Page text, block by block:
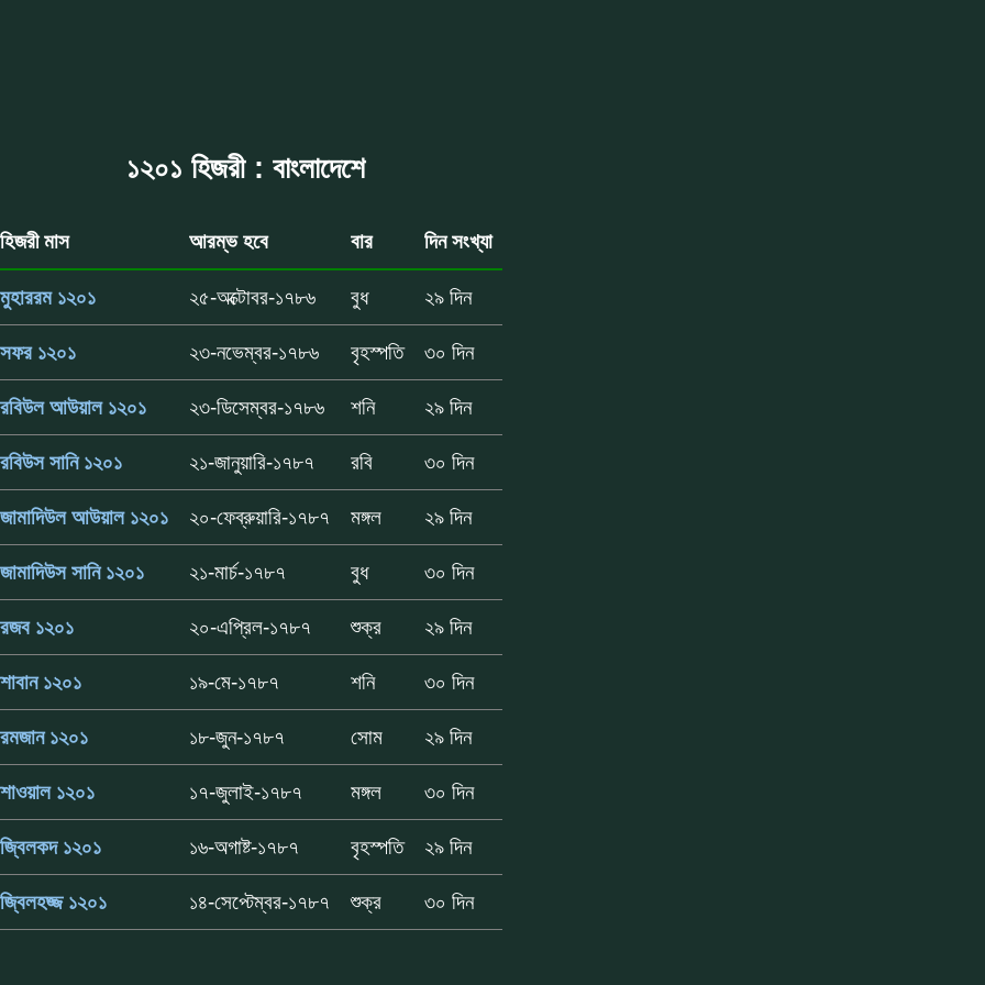
১২০১ হিজরী : বাংলাদেশে
হিজরী মাস আরম্ভ হবে বার দিন সংখ্যা
মুহাররম ১২০১ ২৫-অক্টোবর-১৭৮৬ বুধ ২৯ দিন
সফর ১২০১ ২৩-নভেম্বর-১৭৮৬ বৃহস্পতি ৩০ দিন
রবিউল আউয়াল ১২০১ ২৩-ডিসেম্বর-১৭৮৬ শনি ২৯ দিন
রবিউস সানি ১২০১ ২১-জানুয়ারি-১৭৮৭ রবি ৩০ দিন
জামাদিউল আউয়াল ১২০১ ২০-ফেব্রুয়ারি-১৭৮৭ মঙ্গল ২৯ দিন
জামাদিউস সানি ১২০১ ২১-মার্চ-১৭৮৭ বুধ ৩০ দিন
রজব ১২০১ ২০-এপ্রিল-১৭৮৭ শুক্র ২৯ দিন
শাবান ১২০১ ১৯-মে-১৭৮৭ শনি ৩০ দিন
রমজান ১২০১ ১৮-জুন-১৭৮৭ সোম ২৯ দিন
শাওয়াল ১২০১ ১৭-জুলাই-১৭৮৭ মঙ্গল ৩০ দিন
জ্বিলকদ ১২০১ ১৬-অগাষ্ট-১৭৮৭ বৃহস্পতি ২৯ দিন
জ্বিলহজ্জ ১২০১ ১৪-সেপ্টেম্বর-১৭৮৭ শুক্র ৩০ দিন